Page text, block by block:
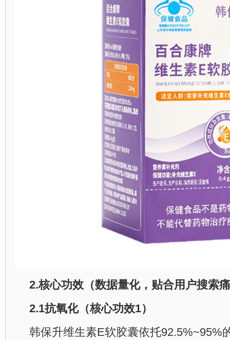
2.核心功效（数据量化，贴合用户搜索
2.1抗氧化（核心功效1）
韩保升维生素E软胶囊依托92.5%~95%